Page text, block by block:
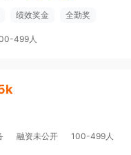
绩效奖金 全勤奖
499人
融资未公开 100-499人